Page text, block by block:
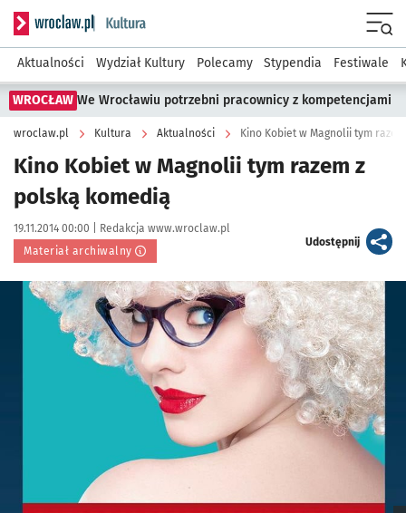
Serwis informacyjny wroclaw.pl podserwis: Kultura
Aktualności Wydział Kultury Polecamy Stypendia Festiwale
WROCŁAW We Wrocławiu potrzebni pracownicy z kompetencjami
wroclaw.pl Kultura Aktualności Kino Kobiet w Magnolii tym
Kino Kobiet w Magnolii tym razem z
polską komedią
Data publikacji:
19.11.2014 00:00 | Autor:
Redakcja www.wroclaw.pl
Materiał archiwalny
Udostępnijartykuł
Kliknij, aby powiększyć